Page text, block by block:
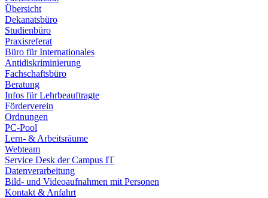
Übersicht
Dekanatsbüro
Studienbüro
Praxisreferat
Büro für Internationales
Antidiskriminierung
Fachschaftsbüro
Beratung
Infos für Lehrbeauftragte
Förderverein
Ordnungen
PC-Pool
Lern- & Arbeitsräume
Webteam
Service Desk der Campus IT
Datenverarbeitung
Bild- und Videoaufnahmen mit Personen
Kontakt & Anfahrt